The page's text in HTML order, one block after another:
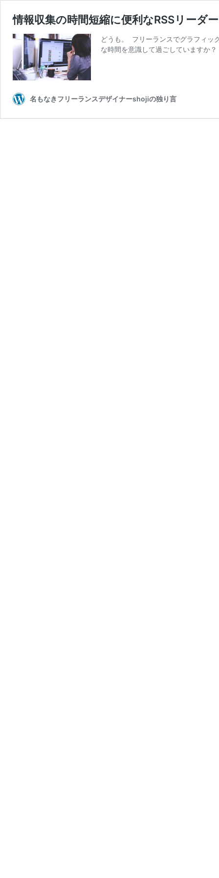
情報収集の時間短縮に便利なRSSリーダ
どうも。 フリーランスでグラフィ
な時間を意識して過ごしていますか
名もなきフリーランスデザイナーshojiの独り言